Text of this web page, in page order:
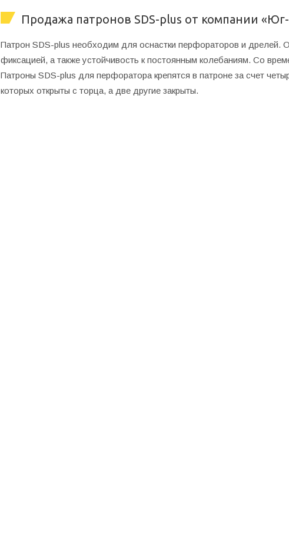
Продажа патронов SDS-plus от компании
Патрон SDS-plus необходим для оснастки перфораторов и дрелей.
фиксацией, а также устойчивость к постоянным колебаниям. Со
Патроны SDS-plus для перфоратора крепятся в патроне за счет
которых открыты с торца, а две другие закрыты.